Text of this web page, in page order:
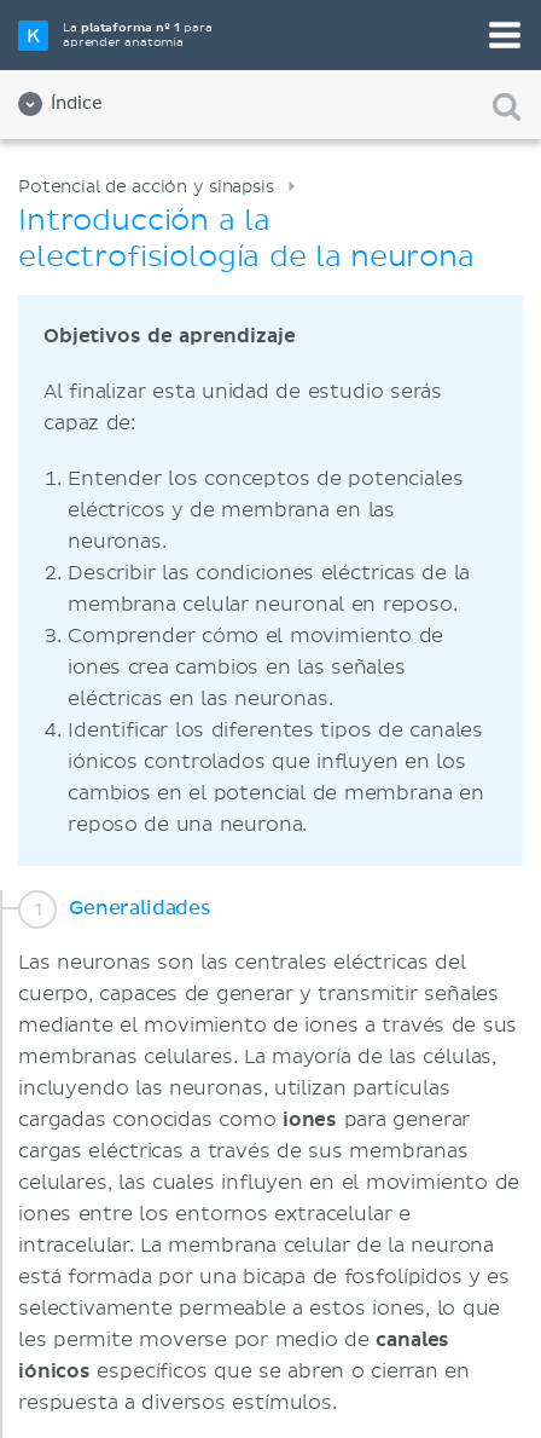
Laplataforma nº 1 para
aprender anatomía
Índice
Potencial de acción y sinapsis
Introducción a la
electrofisiología de la neurona
Objetivos de aprendizaje
Al finalizar esta unidad de estudio serás
capaz de:
Entender los conceptos de potenciales
eléctricos y de membrana en las
neuronas.
Describir las condiciones eléctricas de la
membrana celular neuronal en reposo.
Comprender cómo el movimiento de
iones crea cambios en las señales
eléctricas en las neuronas.
Identificar los diferentes tipos de canales
iónicos controlados que influyen en los
cambios en el potencial de membrana en
reposo de una neurona.
Generalidades
Las neuronas son las centrales eléctricas del
cuerpo, capaces de generar y transmitir señales
mediante el movimiento de iones a través de sus
membranas celulares. La mayoría de las células,
incluyendo las neuronas, utilizan partículas
cargadas conocidas como iones para generar
cargas eléctricas a través de sus membranas
celulares, las cuales influyen en el movimiento de
iones entre los entornos extracelular e
intracelular. La membrana celular de la neurona
está formada por una bicapa de fosfolípidos y es
selectivamente permeable a estos iones, lo que
les permite moverse por medio decanales
iónicos específicos que se abren o cierran en
respuesta a diversos estímulos.